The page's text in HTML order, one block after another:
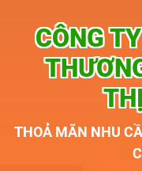
CÔNG
THOẢ MÃN NHU